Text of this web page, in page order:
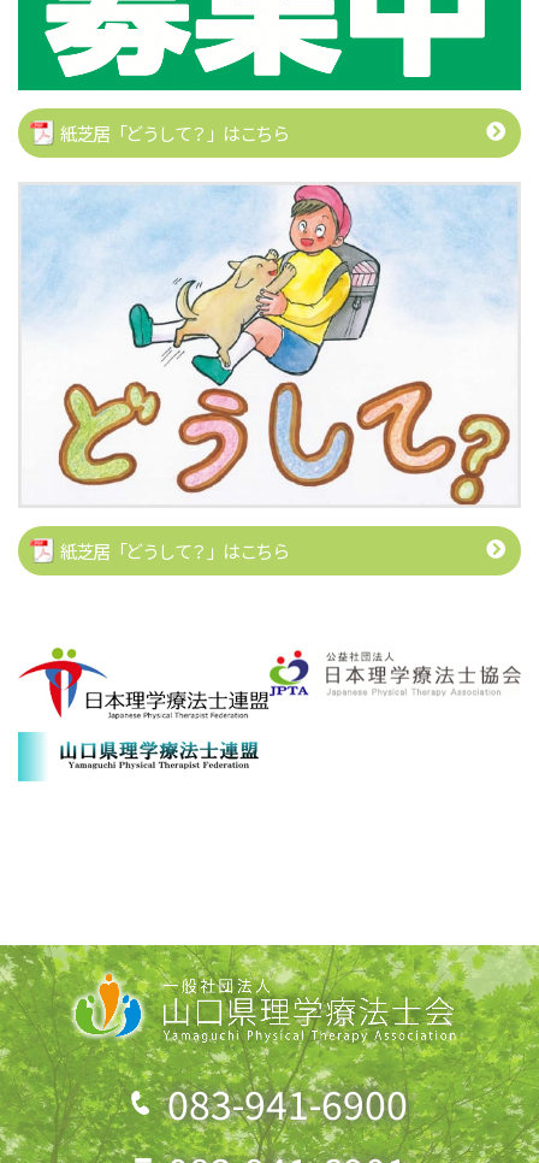
紙芝居「どうして？」はこちら
紙芝居「どうして？」はこちら
083-941-6900